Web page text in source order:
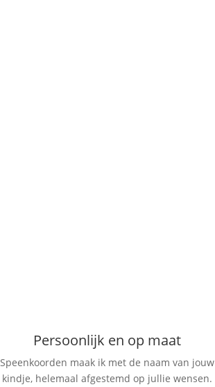
Persoonlijk en op maat
Speenkoorden maak ik met de naam van jouw
kindje, helemaal afgestemd op jullie wensen.